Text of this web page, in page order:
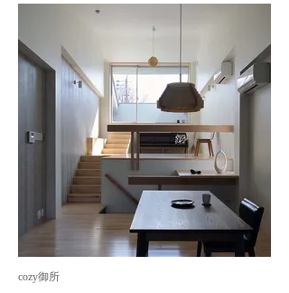
cozy御所